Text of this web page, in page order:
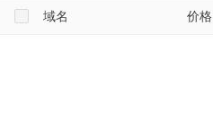
域名 价格